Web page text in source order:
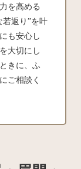
を高める
若返り”を叶
も安心し
大切にし
きに、ふ
ご相談く